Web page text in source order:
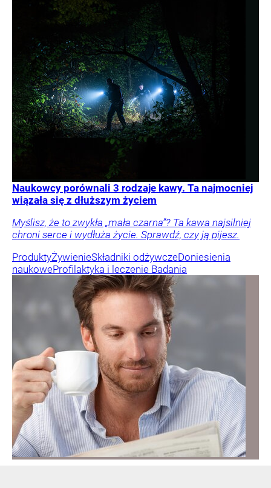
Naukowcy porównali 3 rodzaje kawy. Ta najmocniej
wiązała się z dłuższym życiem
Myślisz, że to zwykła „mała czarna”? Ta kawa najsilniej
chroni serce i wydłuża życie. Sprawdź, czy ją pijesz.
ProduktyŻywienieSkładniki odżywczeDoniesienia
naukoweProfilaktyka i leczenie Badania